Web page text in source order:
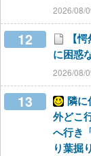
2026/08/
12
【
に困惑
2026/08/
13
隣に
外どこ
へ行き
り葉掘り